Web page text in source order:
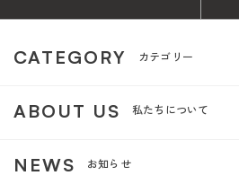
CATEGORY カテゴリー
ABOUT US 私たちについて
NEWS お知らせ